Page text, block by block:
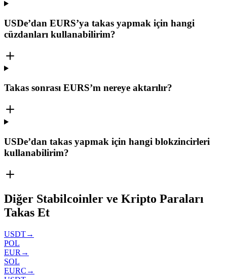
USDe’dan EURS’ya takas yapmak için hangi
cüzdanları kullanabilirim?
Takas sonrası EURS’m nereye aktarılır?
USDe’dan takas yapmak için hangi blokzincirleri
kullanabilirim?
Diğer Stabilcoinler ve Kripto Paraları
Takas Et
USDT→
POL
EUR →
SOL
EURC →